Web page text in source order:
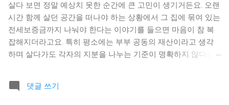
살다 보면 정말 예상치 못한 순간에 큰 고민이 생기거든요. 오랜
시간 함께 살던 공간을 떠나야 하는 상황에서 그 집에 묶여 있는
전세보증금까지 나눠야 한다는 이야기를 들으면 마음이 참 복
잡해지더라고요. 특히 평소에는 부부 공동의 재산이라고 생각
하며 살다가도 각자의 지분을 나누는 기준이 명확하지 않다는
활 관련 상담을 받으면서 가장 많이 들었던 질문 중 하나가 바로
이 전세보증금 재산분할 문제였어요. 당장 내 통장에 들어오지
댓글 쓰기